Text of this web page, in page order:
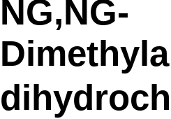
NG,NG-